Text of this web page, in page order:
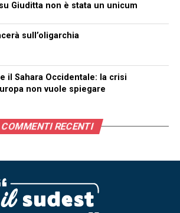
Giuditta non è stata un unicum
sull’oligarchia
il Sahara Occidentale: la crisi
non vuole spiegare
COMMENTI RECENTI